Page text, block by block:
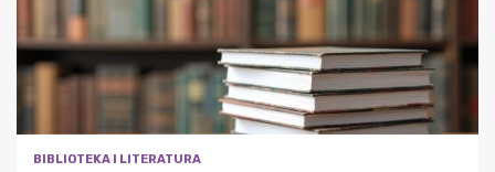
BIBLIOTEKA I LITERATURA